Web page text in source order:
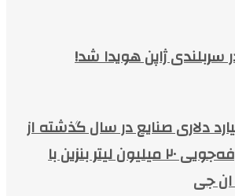
سربلندی ژاپن هویدا شد!
۱۱ میلیارد دلاری صنایع در سال گذشته از
قطع برق/صرفه‌جویی ۲۰ میلیون لیتر بنزین با
جی